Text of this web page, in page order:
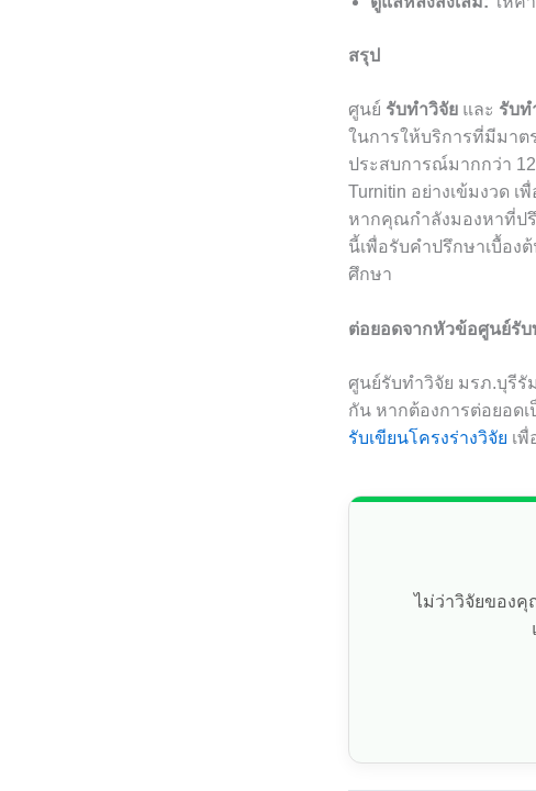
สรุป
ศูนย์ รับทำวิจัย และ รับท
ในการให้บริการที่มีมา
ประสบการณ์มากกว่า
Turnitin อย่างเข้มงวด
หากคุณกำลังมองหาที่ป
นี้เพื่อรับคำปรึกษาเบื้อง
ศึกษา
ต่อยอดจากหัวข้อศูนย์รั
ศูนย์รับทำวิจัย มรภ.บุรีรั
กัน หากต้องการต่อยอด
รับเขียนโครงร่างวิจัย เ
ไม่ว่าวิจัยของ